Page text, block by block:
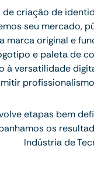
criação de
seu mercado,
marca original e
e paleta de
à versatilidade
etapas bem
os
Indústria de